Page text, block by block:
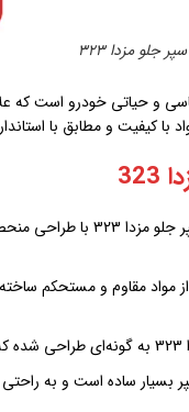
سپر جلو مزدا 323
و حیاتی خودرو است که
با کیفیت و مطابق با
سپر جلو مزدا
مواد مقاوم و مستحکم
ساده است و به راحتی